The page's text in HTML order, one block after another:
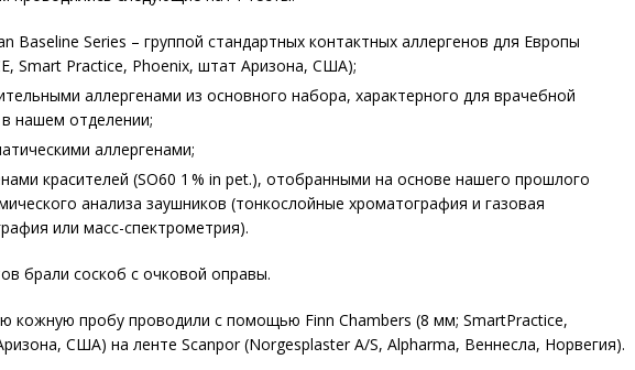
Baseline Series – группой стандартных контактных аллергенов для Европы
Smart Practice, Phoenix, штат Аризона, США);
аллергенами из основного набора, характерного для врачебной
в нашем отделении;
аллерге­нами;
красителей (SO60 1 % in pet.), отобранными на основе нашего прошлого
анализа заушников (тонкослойные хроматография и газовая
или масс-спектрометрия).
брали соскоб с очковой оправы.
кожную пробу проводили с помощью Finn Chambers (8 мм; SmartPractice,
США) на ленте Scanpor (Norgesplaster A/S, Alpharma, Веннесла, Норвегия).